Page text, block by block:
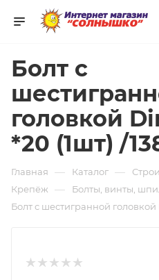
Болт с
головкой
*20 (1шт) /
Главная — Каталог —
Крепёж — Болты, винты,
Болт с шестигранной головкой